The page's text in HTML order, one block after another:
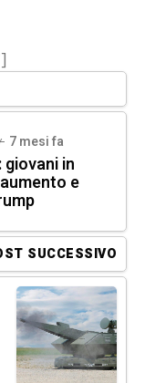
7 mesi fa
in
e
SUCCESSIVO